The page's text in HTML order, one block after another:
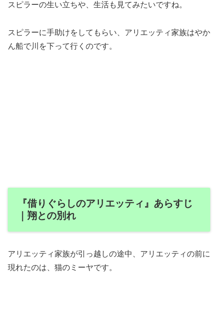
スピラーの生い立ちや、生活も見てみたいですね。
スピラーに手助けをしてもらい、アリエッティ家族はやか
ん船で川を下って行くのです。
『借りぐらしのアリエッティ』あらすじ
｜翔との別れ
アリエッティ家族が引っ越しの途中、アリエッティの前に
現れたのは、猫のミーヤです。